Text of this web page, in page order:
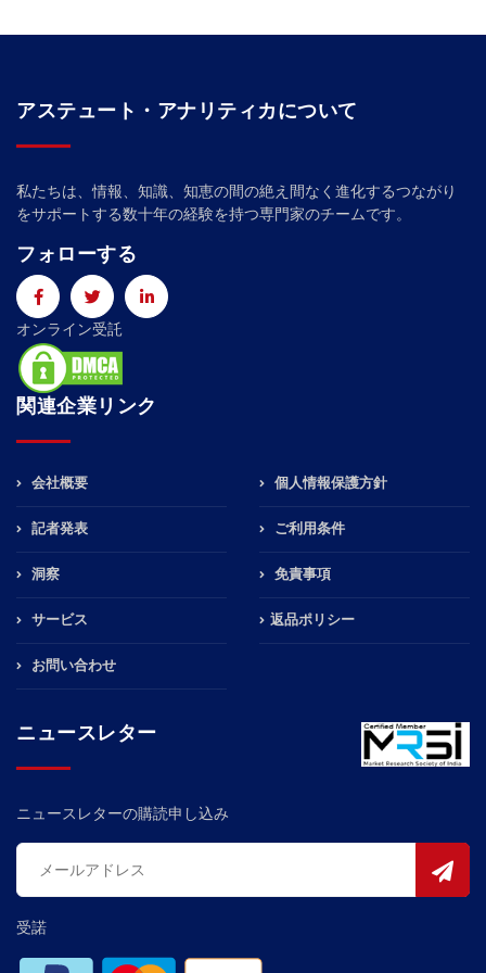
アステュート・アナリティカについて
私たちは、情報、知識、知恵の間の絶え間なく進化するつながり
をサポートする数十年の経験を持つ専門家のチームです。
フォローする
オンライン受託
関連企業リンク
会社概要
記者発表
洞察
サービス
お問い合わせ
個人情報保護方針
ご利用条件
免責事項
返品ポリシー
ニュースレター
ニュースレターの購読申し込み
受諾